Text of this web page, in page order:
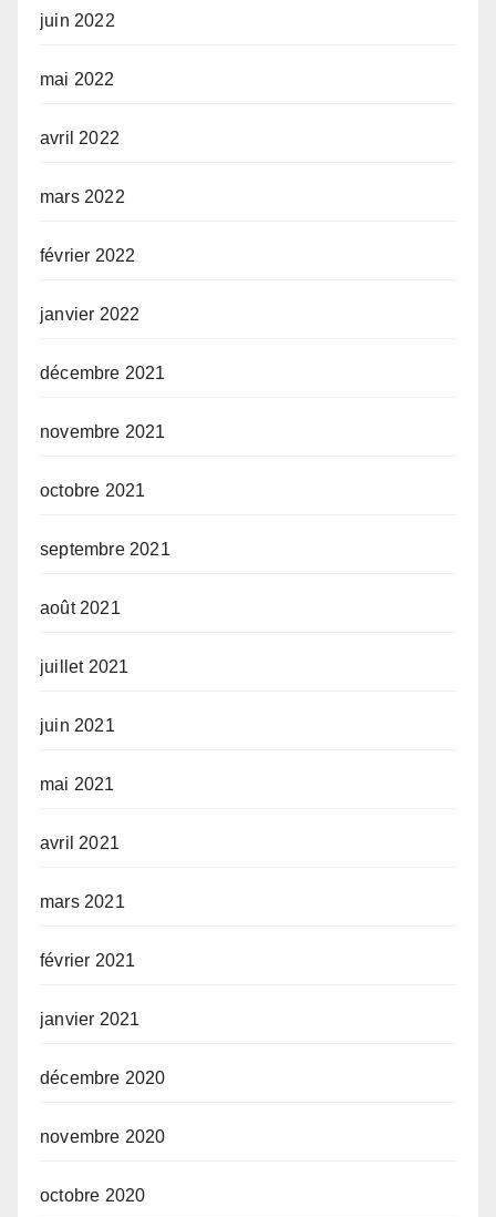
juin 2022
mai 2022
avril 2022
mars 2022
février 2022
janvier 2022
décembre 2021
novembre 2021
octobre 2021
septembre 2021
août 2021
juillet 2021
juin 2021
mai 2021
avril 2021
mars 2021
février 2021
janvier 2021
décembre 2020
novembre 2020
octobre 2020